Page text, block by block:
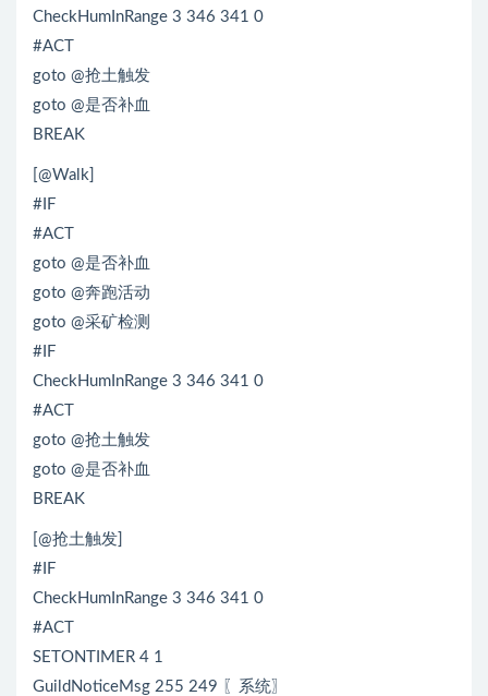
CheckHumInRange 3 346 341 0
#ACT
goto @抢土触发
goto @是否补血
BREAK
[@Walk]
#IF
#ACT
goto @是否补血
goto @奔跑活动
goto @采矿检测
#IF
CheckHumInRange 3 346 341 0
#ACT
goto @抢土触发
goto @是否补血
BREAK
[@抢土触发]
#IF
CheckHumInRange 3 346 341 0
#ACT
SETONTIMER 4 1
GuildNoticeMsg 255 249 〖系统〗